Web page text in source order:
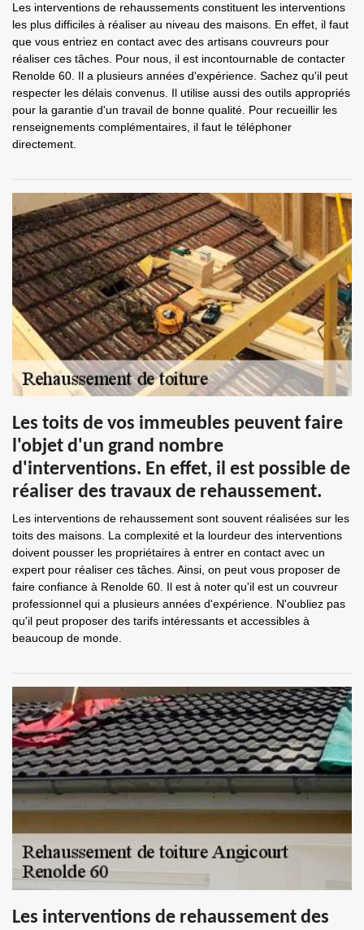
Les interventions de rehaussements constituent les interventions
les plus difficiles à réaliser au niveau des maisons. En effet, il faut
que vous entriez en contact avec des artisans couvreurs pour
réaliser ces tâches. Pour nous, il est incontournable de contacter
Renolde 60. Il a plusieurs années d'expérience. Sachez qu'il peut
respecter les délais convenus. Il utilise aussi des outils appropriés
pour la garantie d'un travail de bonne qualité. Pour recueillir les
renseignements complémentaires, il faut le téléphoner
directement.
Les toits de vos immeubles peuvent faire
l'objet d'un grand nombre
d'interventions. En effet, il est possible de
réaliser des travaux de rehaussement.
Les interventions de rehaussement sont souvent réalisées sur les
toits des maisons. La complexité et la lourdeur des interventions
doivent pousser les propriétaires à entrer en contact avec un
expert pour réaliser ces tâches. Ainsi, on peut vous proposer de
faire confiance à Renolde 60. Il est à noter qu'il est un couvreur
professionnel qui a plusieurs années d'expérience. N'oubliez pas
qu'il peut proposer des tarifs intéressants et accessibles à
beaucoup de monde.
Les interventions de rehaussement des